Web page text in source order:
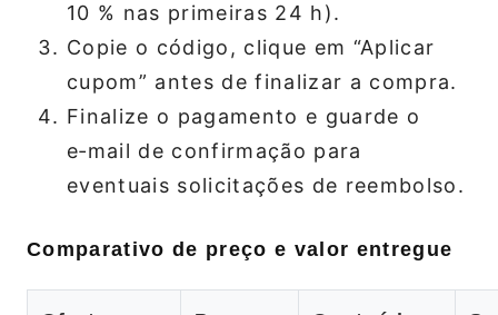
10 % nas primeiras 24 h).
Copie o código, clique em “Aplicar
cupom” antes de finalizar a compra.
Finalize o pagamento e guarde o
e‑mail de confirmação para
eventuais solicitações de reembolso.
Comparativo de preço e valor entregue